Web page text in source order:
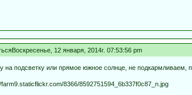
Воскресенье, 12 января, 2014г. 07:53:56 pm
на подсветку или прямое южное солнце, не подкармливаем,